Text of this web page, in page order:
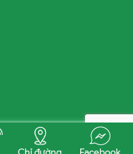
GIA ĐÌNH- Design by